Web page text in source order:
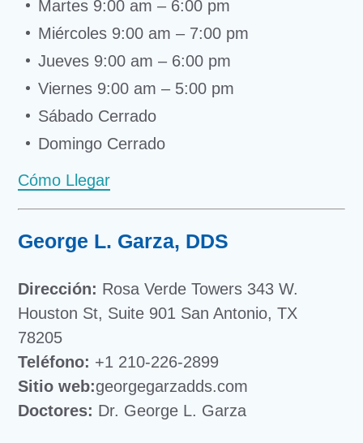
Martes 9:00 am – 6:00 pm
Miércoles 9:00 am – 7:00 pm
Jueves 9:00 am – 6:00 pm
Viernes 9:00 am – 5:00 pm
Sábado Cerrado
Domingo Cerrado
Cómo Llegar
George L. Garza, DDS
Dirección: Rosa Verde Towers 343 W.
Houston St, Suite 901 San Antonio, TX
78205
Teléfono: +1 210-226-2899
Sitio web:georgegarzadds.com
Doctores: Dr. George L. Garza